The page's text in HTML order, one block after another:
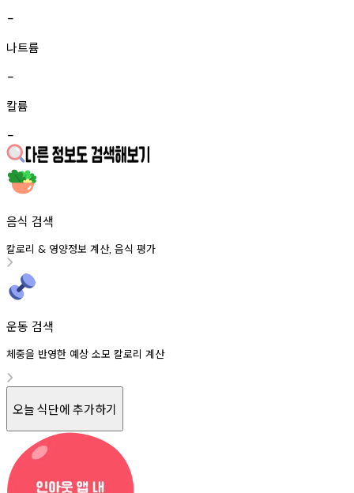
-
나트륨
-
칼륨
-
음식 검색
칼로리 & 영양정보 계산, 음식 평가
운동 검색
체중을 반영한 예상 소모 칼로리 계산
오늘 식단에 추가하기